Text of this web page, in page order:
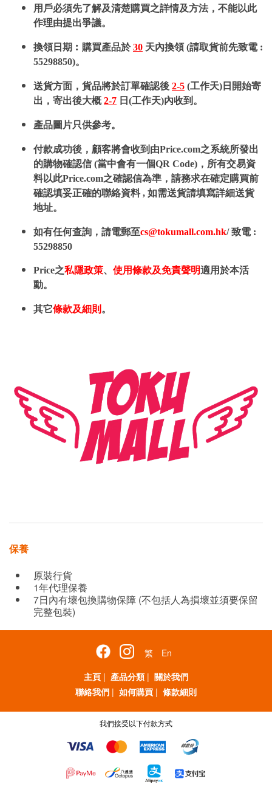
用戶必須先了解及清楚購買之詳情及方法，不能以此
作理由提出爭議。
換領日期︰購買產品於30 天內換領 (請取貨前先致電 :
55298850)。
送貨方面，貨品將於訂單確認後 2-5 (工作天)日開始寄
出，寄出後大概2-7 日(工作天)內收到。
產品圖片只供參考。
付款成功後，顧客將會收到由Price.com之系統所發出
的購物確認信 (當中會有一個QR Code)，所有交易資
料以此Price.com之確認信為準，請務求在確定購買前
確認填妥正確的聯絡資料 , 如需送貨請填寫詳細送貨
地址。
如有任何查詢，請電郵至cs@tokumall.com.hk/ 致電 :
55298850
Price之私隱政策、 使用條款及免責聲明適用於本活
動。
其它條款及細則 。
保養
原裝行貨
1年代理保養
7日內有壞包換購物保障 (不包括人為損壞並須要保留
完整包裝)
繁
En
主頁 | 產品分類 | 關於我們
聯絡我們 | 如何購買 | 條款細則
我們接受以下付款方式